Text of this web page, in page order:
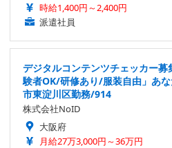
時給1,400円～2,400円
派遣社員
デジタルコンテンツチェッカー
験者OK/研修あり/服装自由」あ
市東淀川区勤務/914
株式会社NoID
大阪府
月給27万3,000円～36万円